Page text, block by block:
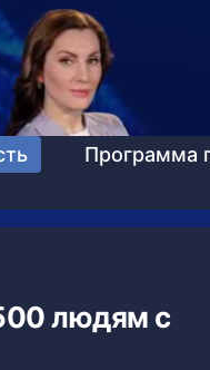
Программа
людям с